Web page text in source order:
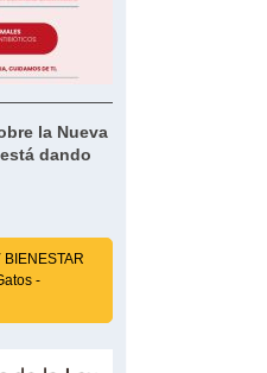
la Nueva
dando
BIENESTAR
-